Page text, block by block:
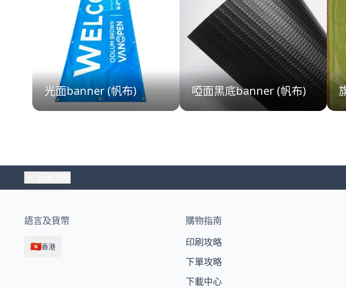
光面banner (帆布) 啞面黑底banner (帆布)
語言及貨幣
🇭🇰香港
購物指南
印刷攻略
下單攻略
下載中心